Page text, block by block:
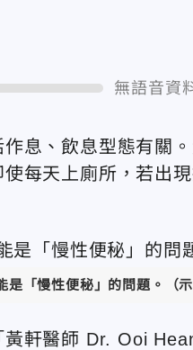
無語音資
息、飲息型態有關
每天上廁所，若出
「慢性便秘」的問題。（示
軒醫師 Dr. Ooi